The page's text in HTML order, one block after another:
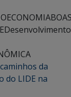
Desenvolvimento
da
do LIDE na